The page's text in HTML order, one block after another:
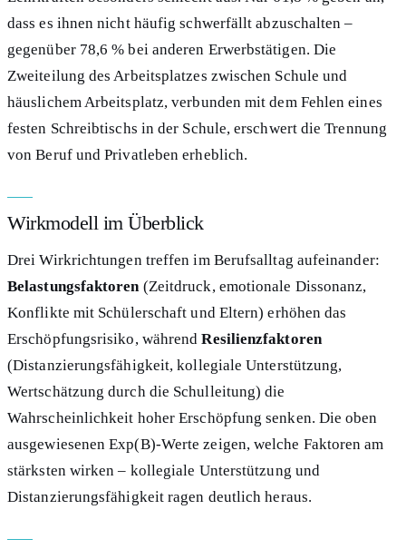
dass es ihnen nicht häufig schwerfällt abzuschalten –
gegenüber 78,6 % bei anderen Erwerbstätigen. Die
Zweiteilung des Arbeitsplatzes zwischen Schule und
häuslichem Arbeitsplatz, verbunden mit dem Fehlen eines
festen Schreibtischs in der Schule, erschwert die Trennung
von Beruf und Privatleben erheblich.
Wirkmodell im Überblick
Drei Wirkrichtungen treffen im Berufsalltag aufeinander:
Belastungsfaktoren(Zeitdruck, emotionale Dissonanz,
Konflikte mit Schülerschaft und Eltern) erhöhen das
Erschöpfungsrisiko, währendResilienzfaktoren
(Distanzierungsfähigkeit, kollegiale Unterstützung,
Wertschätzung durch die Schulleitung) die
Wahrscheinlichkeit hoher Erschöpfung senken. Die oben
ausgewiesenen Exp(B)-Werte zeigen, welche Faktoren am
stärksten wirken – kollegiale Unterstützung und
Distanzierungsfähigkeit ragen deutlich heraus.